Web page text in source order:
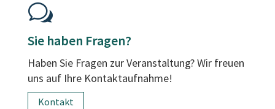
w
Sie haben Fragen?
Haben Sie Fragen zur Veranstaltung? Wir freuen
uns auf Ihre Kontaktaufnahme!
Kontakt